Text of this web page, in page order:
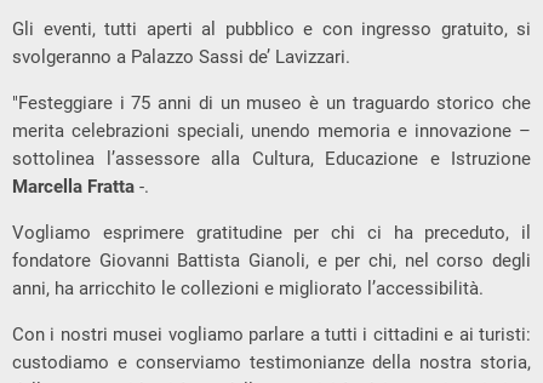
Gli eventi, tutti aperti al pubblico e con ingresso gratuito, si
svolgeranno a Palazzo Sassi de’ Lavizzari.
"Festeggiare i 75 anni di un museo è un traguardo storico che
merita celebrazioni speciali, unendo memoria e innovazione –
sottolinea l’assessore alla Cultura, Educazione e Istruzione
Marcella Fratta -.
Vogliamo esprimere gratitudine per chi ci ha preceduto, il
fondatore Giovanni Battista Gianoli, e per chi, nel corso degli
anni, ha arricchito le collezioni e migliorato l’accessibilità.
Con i nostri musei vogliamo parlare a tutti i cittadini e ai turisti:
custodiamo e conserviamo testimonianze della nostra storia,